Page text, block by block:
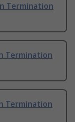
Termination
Termination
Termination